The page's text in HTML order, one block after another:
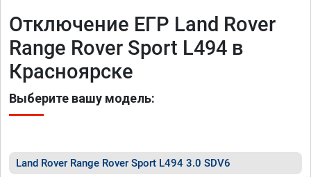
Отключение ЕГР Land Rover
Range Rover Sport L494 в
Красноярске
Выберите вашу модель:
Land Rover Range Rover Sport L494 3.0 SDV6